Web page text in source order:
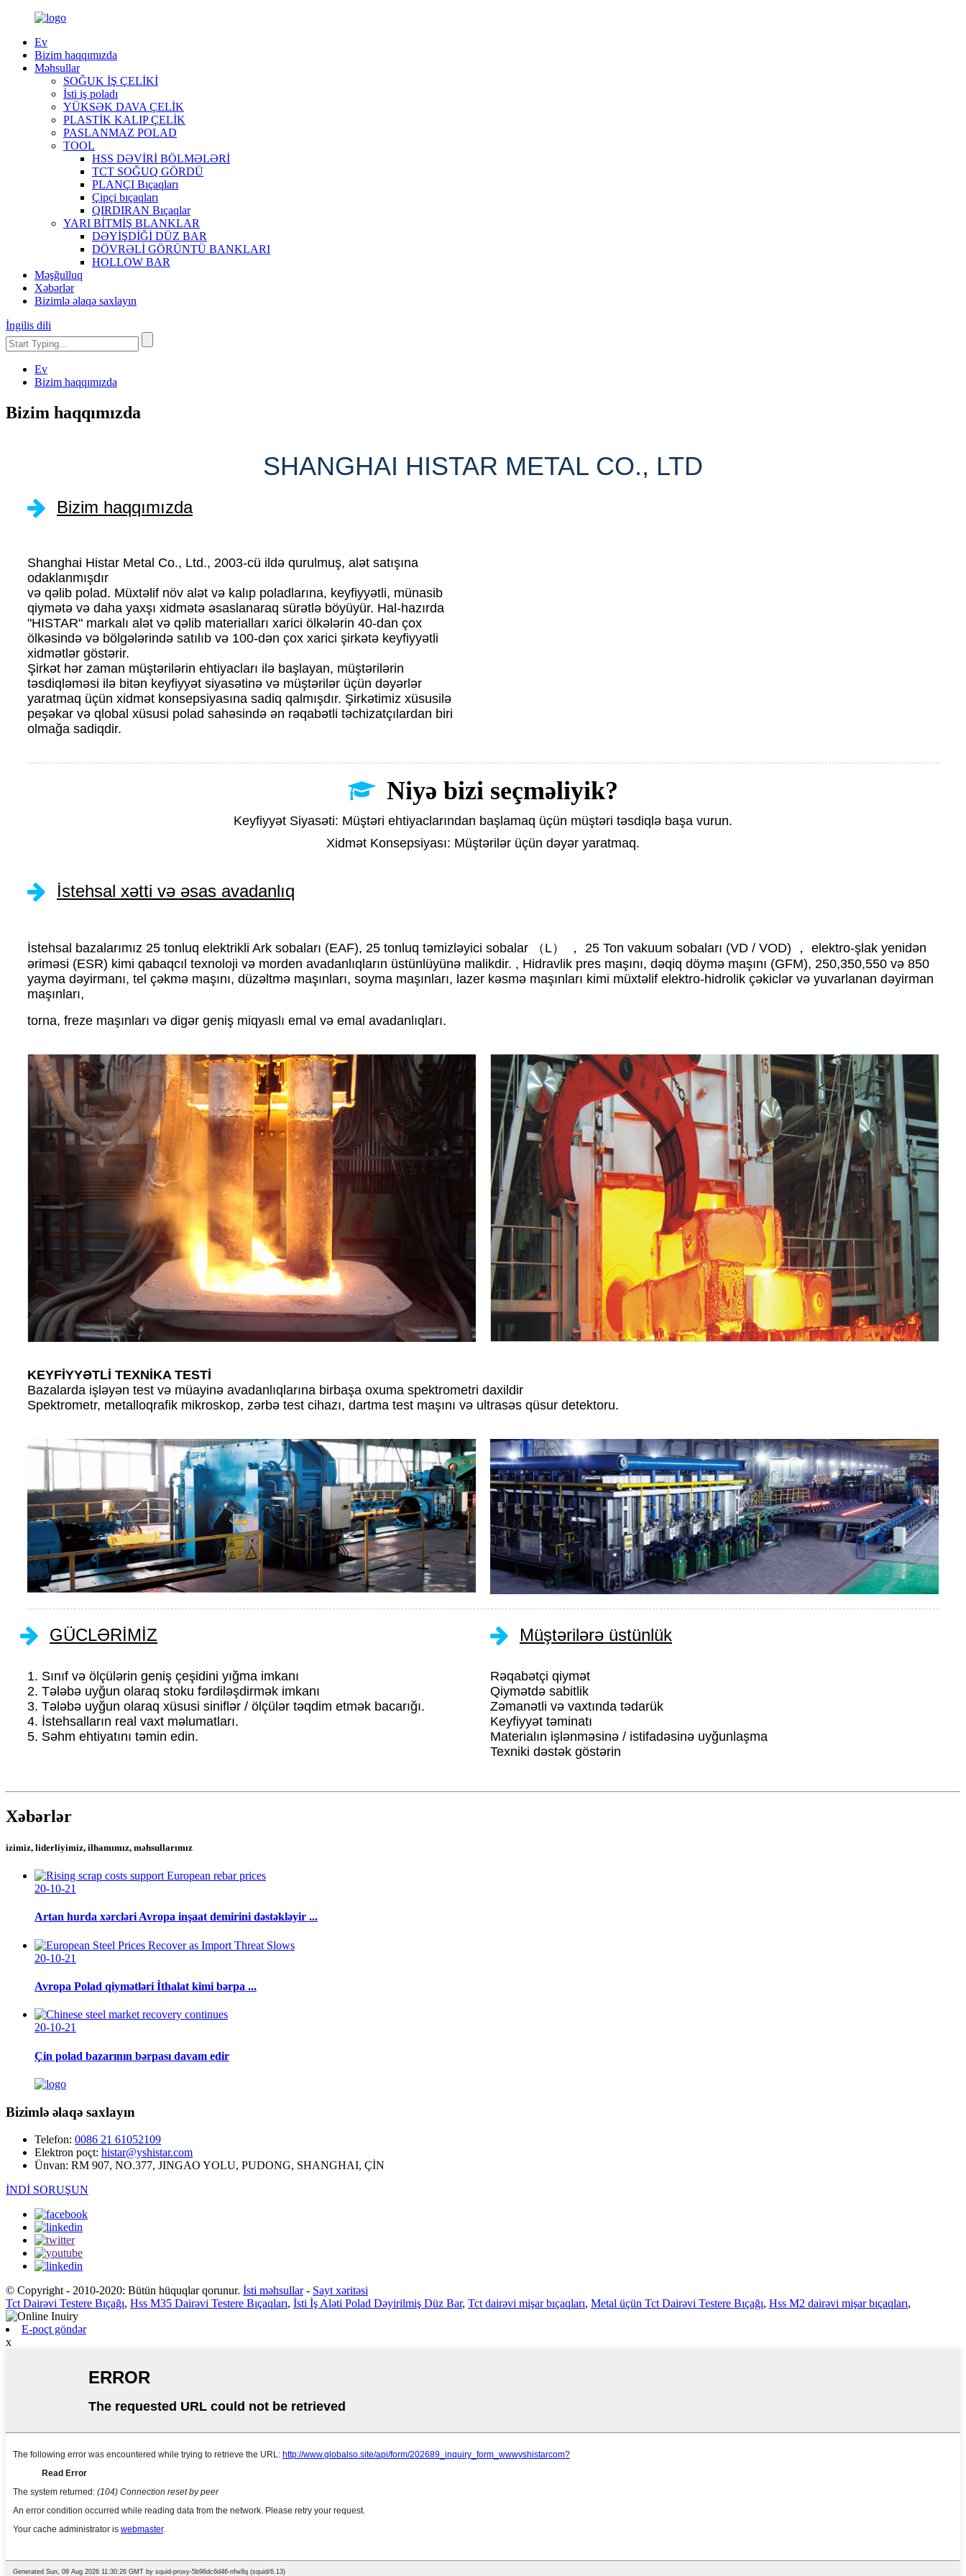
Ev
Bizim haqqımızda
Məhsullar
SOĞUK İŞ ÇELİKİ
İsti iş poladı
YÜKSƏK DAVA ÇELİK
PLASTİK KALIP ÇELİK
PASLANMAZ POLAD
TOOL
HSS DƏVİRİ BÖLMƏLƏRİ
TCT SOĞUQ GÖRDÜ
PLANÇI Bıçaqları
Çipçi bıçaqları
QIRDIRAN Bıçaqlar
YARI BİTMİŞ BLANKLAR
DƏYİŞDİĞİ DÜZ BAR
DÖVRƏLİ GÖRÜNTÜ BANKLARI
HOLLOW BAR
Məşğulluq
Xəbərlər
Bizimlə əlaqə saxlayın
İngilis dili
Ev
Bizim haqqımızda
Bizim haqqımızda
SHANGHAI HISTAR METAL CO., LTD
Bizim haqqımızda
Shanghai Histar Metal Co., Ltd., 2003-cü ildə qurulmuş, alət satışına
odaklanmışdır
və qəlib polad. Müxtəlif növ alət və kalıp poladlarına, keyfiyyətli, münasib
qiymətə və daha yaxşı xidmətə əsaslanaraq sürətlə böyüyür. Hal-hazırda
"HISTAR" markalı alət və qəlib materialları xarici ölkələrin 40-dan çox
ölkəsində və bölgələrində satılıb və 100-dən çox xarici şirkətə keyfiyyətli
xidmətlər göstərir.
Şirkət hər zaman müştərilərin ehtiyacları ilə başlayan, müştərilərin
təsdiqləməsi ilə bitən keyfiyyət siyasətinə və müştərilər üçün dəyərlər
yaratmaq üçün xidmət konsepsiyasına sadiq qalmışdır. Şirkətimiz xüsusilə
peşəkar və qlobal xüsusi polad sahəsində ən rəqabətli təchizatçılardan biri
olmağa sadiqdir.
Niyə bizi seçməliyik?
Keyfiyyət Siyasəti: Müştəri ehtiyaclarından başlamaq üçün müştəri təsdiqlə başa vurun.
Xidmət Konsepsiyası: Müştərilər üçün dəyər yaratmaq.
İstehsal xətti və əsas avadanlıq
İstehsal bazalarımız 25 tonluq elektrikli Ark sobaları (EAF), 25 tonluq təmizləyici sobalar （L） ， 25 Ton vakuum sobaları (VD / VOD) ， elektro-şlak yenidən
əriməsi (ESR) kimi qabaqcıl texnoloji və morden avadanlıqların üstünlüyünə malikdir. , Hidravlik pres maşını, dəqiq döymə maşını (GFM), 250,350,550 və 850
yayma dəyirmanı, tel çəkmə maşını, düzəltmə maşınları, soyma maşınları, lazer kəsmə maşınları kimi müxtəlif elektro-hidrolik çəkiclər və yuvarlanan dəyirman
maşınları,
torna, freze maşınları və digər geniş miqyaslı emal və emal avadanlıqları.
KEYFİYYƏTLİ TEXNİKA TESTİ
Bazalarda işləyən test və müayinə avadanlıqlarına birbaşa oxuma spektrometri daxildir
Spektrometr, metalloqrafik mikroskop, zərbə test cihazı, dartma test maşını və ultrasəs qüsur detektoru.
GÜCLƏRİMİZ
1. Sınıf və ölçülərin geniş çeşidini yığma imkanı
2. Tələbə uyğun olaraq stoku fərdiləşdirmək imkanı
3. Tələbə uyğun olaraq xüsusi siniflər / ölçülər təqdim etmək bacarığı.
4. İstehsalların real vaxt məlumatları.
5. Səhm ehtiyatını təmin edin.
Müştərilərə üstünlük
Rəqabətçi qiymət
Qiymətdə sabitlik
Zəmanətli və vaxtında tədarük
Keyfiyyət təminatı
Materialın işlənməsinə / istifadəsinə uyğunlaşma
Texniki dəstək göstərin
Xəbərlər
izimiz, liderliyimiz, ilhamımız, məhsullarımız
20-10-21
Artan hurda xərcləri Avropa inşaat demirini dəstəkləyir ...
20-10-21
Avropa Polad qiymətləri İthalat kimi bərpa ...
20-10-21
Çin polad bazarının bərpası davam edir
Bizimlə əlaqə saxlayın
Telefon: 0086 21 61052109
Elektron poçt: histar@yshistar.com
Ünvan: RM 907, NO.377, JINGAO YOLU, PUDONG, SHANGHAI, ÇİN
İNDİ SORUŞUN
© Copyright - 2010-2020: Bütün hüquqlar qorunur. İsti məhsullar- Sayt xəritəsi
Tct Dairəvi Testere Bıçağı, Hss M35 Dairəvi Testere Bıçaqları, İsti İş Aləti Polad Dəyirilmiş Düz Bar, Tct dairəvi mişar bıçaqları, Metal üçün Tct Dairəvi Testere Bıçağı, Hss M2 dairəvi mişar bıçaqları,
E-poçt göndər
x